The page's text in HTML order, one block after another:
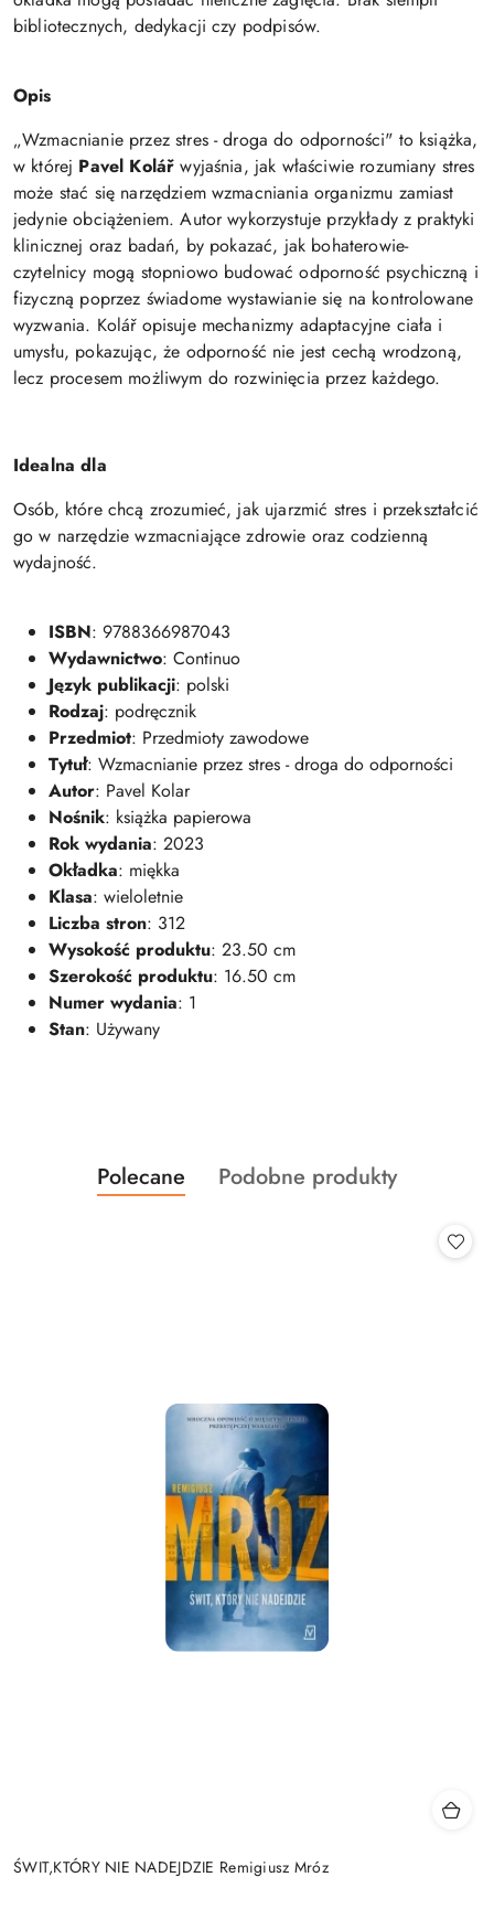
bibliotecznych, dedykacji czy podpisów.
Opis
„Wzmacnianie przez stres - droga do odporności" to książka,
w której Pavel Kolář wyjaśnia, jak właściwie rozumiany stres
może stać się narzędziem wzmacniania organizmu zamiast
jedynie obciążeniem. Autor wykorzystuje przykłady z praktyki
klinicznej oraz badań, by pokazać, jak bohaterowie-
czytelnicy mogą stopniowo budować odporność psychiczną i
fizyczną poprzez świadome wystawianie się na kontrolowane
wyzwania. Kolář opisuje mechanizmy adaptacyjne ciała i
umysłu, pokazując, że odporność nie jest cechą wrodzoną,
lecz procesem możliwym do rozwinięcia przez każdego.
Idealna dla
Osób, które chcą zrozumieć, jak ujarzmić stres i przekształcić
go w narzędzie wzmacniające zdrowie oraz codzienną
wydajność.
ISBN: 9788366987043
Wydawnictwo: Continuo
Język publikacji: polski
Rodzaj: podręcznik
Przedmiot: Przedmioty zawodowe
Tytuł: Wzmacnianie przez stres - droga do odporności
Autor: Pavel Kolar
Nośnik: książka papierowa
Rok wydania: 2023
Okładka: miękka
Klasa: wieloletnie
Liczba stron: 312
Wysokość produktu: 23.50 cm
Szerokość produktu: 16.50 cm
Numer wydania: 1
Stan: Używany
Pomiń karuzelę produktów
Produkty
o
Polecane
Produkty
Podobne produkty
ŚWIT,KTÓRY NIE NADEJDZIE Remigiusz Mróz